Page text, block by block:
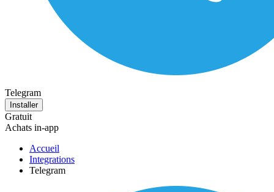
Telegram
Installer
Gratuit
Achats in-app
Accueil
Integrations
Telegram